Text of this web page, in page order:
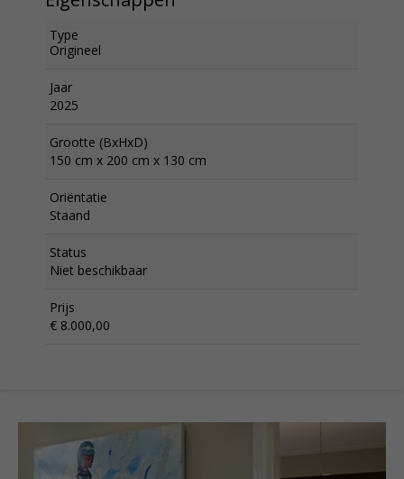
Type
Origineel
Jaar
2025
Grootte (BxHxD)
150 cm x 200 cm x 130 cm
Oriëntatie
Staand
Status
Niet beschikbaar
Prijs
€ 8.000,00